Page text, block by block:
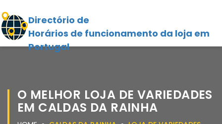
Directório de
Horários de funcionamento da loja em
Portugal
O MELHOR LOJA DE VARIEDADES
EM CALDAS DA RAINHA